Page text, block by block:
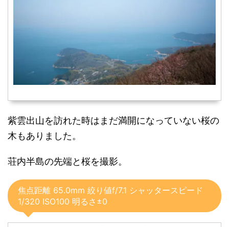
紫雲出山を訪れた時はまだ満開になっていない桜の
木もありました。
荘内半島の先端と桜を撮影。
焦点距離 65.0mm 絞り値f/7.1 シャッタースピード
1/320 ISO100 明るさ±0